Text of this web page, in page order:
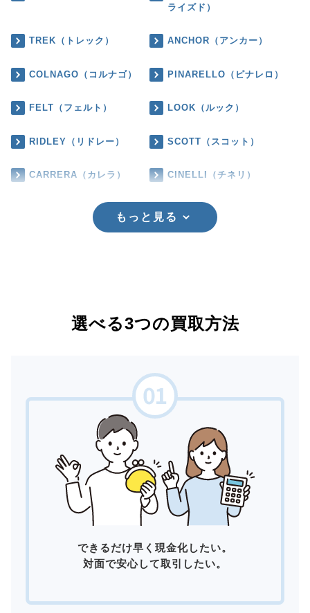
ライズド）
TREK（トレック） ANCHOR（アンカー）
COLNAGO（コルナゴ） PINARELLO（ピナレロ）
FELT（フェルト） LOOK（ルック）
RIDLEY（リドレー） SCOTT（スコット）
CARRERA（カレラ） CINELLI（チネリ）
もっと見る
選べる3つの買取方法
できるだけ早く現金化したい。
対面で安心して取引したい。